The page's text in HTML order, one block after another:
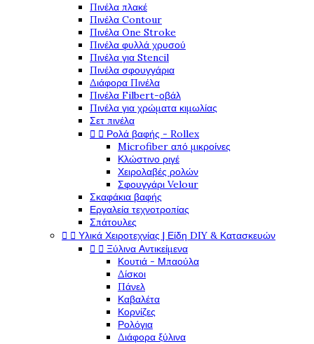
Πινέλα πλακέ
Πινέλα Contour
Πινέλα One Stroke
Πινέλα φυλλά χρυσού
Πινέλα για Stencil
Πινέλα σφουγγάρια
Διάφορα Πινέλα
Πινέλα Filbert-οβάλ
Πινέλα για χρώματα κιμωλίας
Σετ πινέλα
  Ρολά βαφής - Rollex
Microfiber από μικροίνες
Κλώστινο ριγέ
Χειρολαβές ρολών
Σφουγγάρι Velour
Σκαφάκια βαφής
Εργαλεία τεχνοτροπίας
Σπάτουλες
  Υλικά Χειροτεχνίας | Είδη DIY & Κατασκευών
  Ξύλινα Αντικείμενα
Κουτιά - Μπαούλα
Δίσκοι
Πάνελ
Καβαλέτα
Κορνίζες
Ρολόγια
Διάφορα ξύλινα